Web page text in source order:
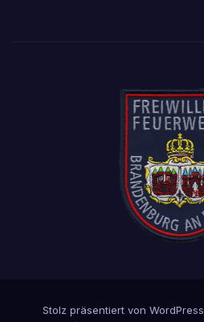
Stolz präsentiert von WordPress